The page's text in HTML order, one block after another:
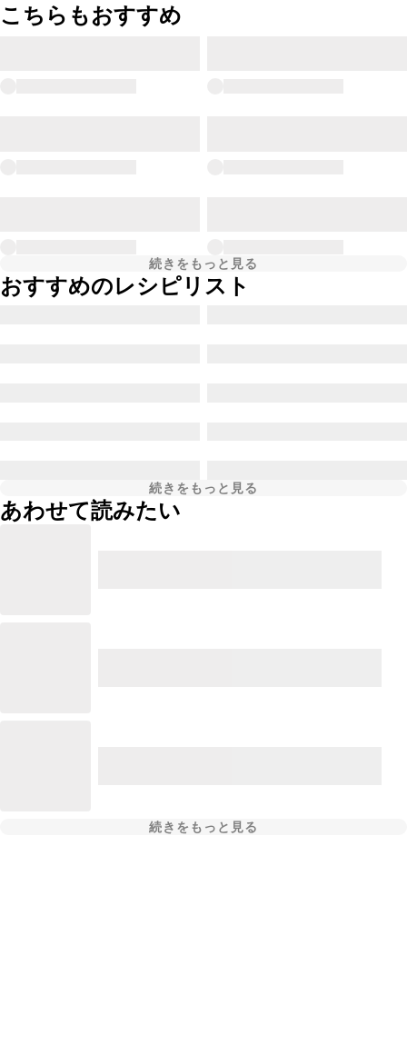
こちらもおすすめ
続きをもっと見る
おすすめのレシピリスト
続きをもっと見る
あわせて読みたい
続きをもっと見る